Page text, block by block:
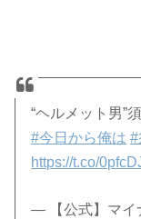
“ヘルメット男”
#今日から俺は #
https://t.co/
— 【公式】マイ